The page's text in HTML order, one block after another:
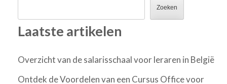
Zoeken
Laatste artikelen
Overzicht van de salarisschaal voor leraren in België
Ontdek de Voordelen van een Cursus Office voor